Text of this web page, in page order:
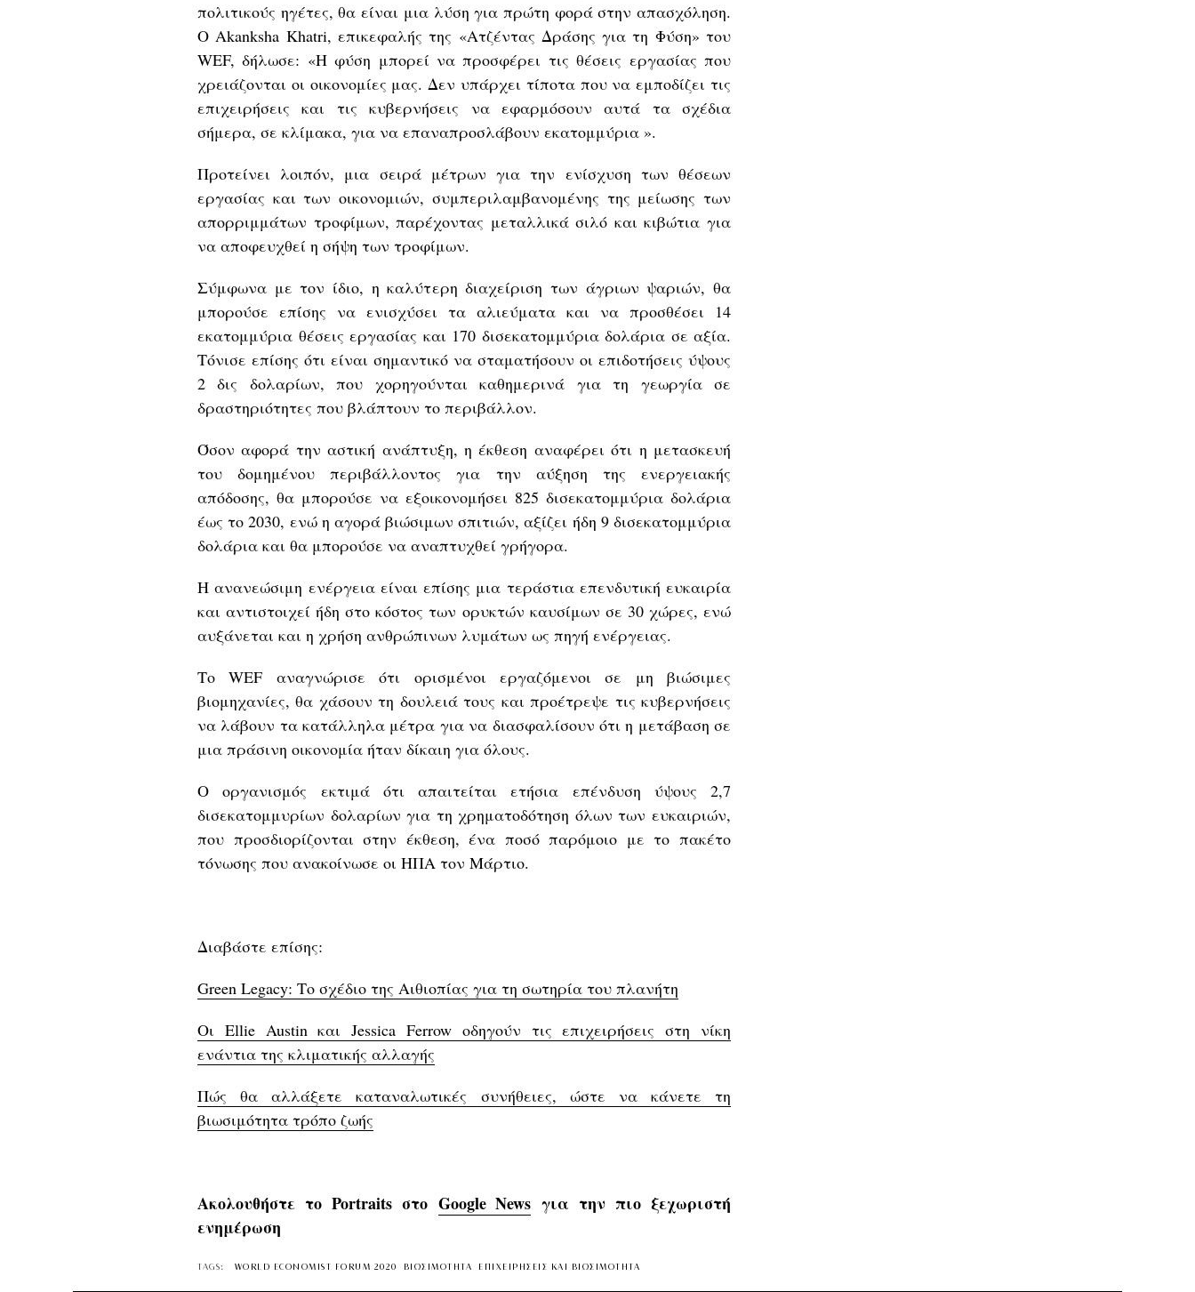
πολιτικούς ηγέτες, θα είναι μια λύση για πρώτη φορά στην απασχόληση.
Ο Akanksha Khatri, επικεφαλής της «Ατζέντας Δράσης για τη Φύση» του
WEF, δήλωσε: «Η φύση μπορεί να προσφέρει τις θέσεις εργασίας που
χρειάζονται οι οικονομίες μας. Δεν υπάρχει τίποτα που να εμποδίζει τις
επιχειρήσεις και τις κυβερνήσεις να εφαρμόσουν αυτά τα σχέδια
σήμερα, σε κλίμακα, για να επαναπροσλάβουν εκατομμύρια ».
Προτείνει λοιπόν, μια σειρά μέτρων για την ενίσχυση των θέσεων
εργασίας και των οικονομιών, συμπεριλαμβανομένης της μείωσης των
απορριμμάτων τροφίμων, παρέχοντας μεταλλικά σιλό και κιβώτια για
να αποφευχθεί η σήψη των τροφίμων.
Σύμφωνα με τον ίδιο, η καλύτερη διαχείριση των άγριων ψαριών, θα
μπορούσε επίσης να ενισχύσει τα αλιεύματα και να προσθέσει 14
εκατομμύρια θέσεις εργασίας και 170 δισεκατομμύρια δολάρια σε αξία.
Τόνισε επίσης ότι είναι σημαντικό να σταματήσουν οι επιδοτήσεις ύψους
2 δις δολαρίων, που χορηγούνται καθημερινά για τη γεωργία σε
δραστηριότητες που βλάπτουν το περιβάλλον.
Όσον αφορά την αστική ανάπτυξη, η έκθεση αναφέρει ότι η μετασκευή
του δομημένου περιβάλλοντος για την αύξηση της ενεργειακής
απόδοσης, θα μπορούσε να εξοικονομήσει 825 δισεκατομμύρια δολάρια
έως το 2030, ενώ η αγορά βιώσιμων σπιτιών, αξίζει ήδη 9 δισεκατομμύρια
δολάρια και θα μπορούσε να αναπτυχθεί γρήγορα.
Η ανανεώσιμη ενέργεια είναι επίσης μια τεράστια επενδυτική ευκαιρία
και αντιστοιχεί ήδη στο κόστος των ορυκτών καυσίμων σε 30 χώρες, ενώ
αυξάνεται και η χρήση ανθρώπινων λυμάτων ως πηγή ενέργειας.
Το WEF αναγνώρισε ότι ορισμένοι εργαζόμενοι σε μη βιώσιμες
βιομηχανίες, θα χάσουν τη δουλειά τους και προέτρεψε τις κυβερνήσεις
να λάβουν τα κατάλληλα μέτρα για να διασφαλίσουν ότι η μετάβαση σε
μια πράσινη οικονομία ήταν δίκαιη για όλους.
Ο οργανισμός εκτιμά ότι απαιτείται ετήσια επένδυση ύψους 2,7
δισεκατομμυρίων δολαρίων για τη χρηματοδότηση όλων των ευκαιριών,
που προσδιορίζονται στην έκθεση, ένα ποσό παρόμοιο με το πακέτο
τόνωσης που ανακοίνωσε οι ΗΠΑ τον Μάρτιο.
Διαβάστε επίσης:
Green Legacy: Το σχέδιο της Αιθιοπίας για τη σωτηρία του πλανήτη
Oι Ellie Austin και Jessica Ferrow οδηγούν τις επιχειρήσεις στη νίκη
ενάντια της κλιματικής αλλαγής
Πώς θα αλλάξετε καταναλωτικές συνήθειες, ώστε να κάνετε τη
βιωσιμότητα τρόπο ζωής
Ακολουθήστε το Portraits στο Google News για την πιο ξεχωριστή
ενημέρωση
TAGS: WORLD ECONOMIST FORUM 2020 ΒΙΩΣΙΜΟΤΗΤΑ ΕΠΙΧΕΙΡΗΣΕΙΣ ΚΑΙ ΒΙΩΣΙΜΟΤΗΤΑ